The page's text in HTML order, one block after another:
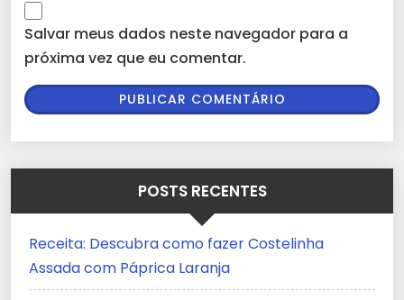
Salvar meus dados neste navegador para a
próxima vez que eu comentar.
POSTS RECENTES
Receita: Descubra como fazer Costelinha
Assada com Páprica Laranja